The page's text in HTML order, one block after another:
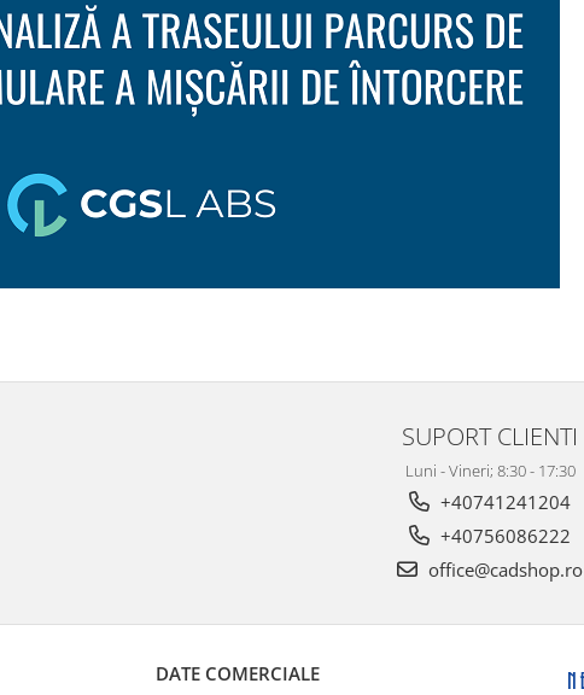
SUPORT CLIENTI
Luni - Vineri; 8:30 - 17:30
+40741241204
+40756086222
office@cadshop.ro
DATE COMERCIALE